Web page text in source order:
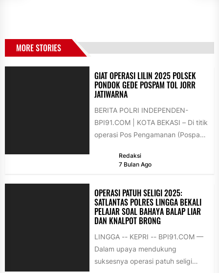
MORE STORIES
GIAT OPERASI LILIN 2025 POLSEK
PONDOK GEDE POSPAM TOL JORR
JATIWARNA
BERITA POLRI INDEPENDEN-
BPI91.COM | KOTA BEKASI – Di titik
operasi Pos Pengamanan (Pospam)
Pondok Gede...
Redaksi
7 Bulan Ago
OPERASI PATUH SELIGI 2025:
SATLANTAS POLRES LINGGA BEKALI
PELAJAR SOAL BAHAYA BALAP LIAR
DAN KNALPOT BRONG
LINGGA -- KEPRI -- BPI91.COM —
Dalam upaya mendukung
suksesnya operasi patuh seligi